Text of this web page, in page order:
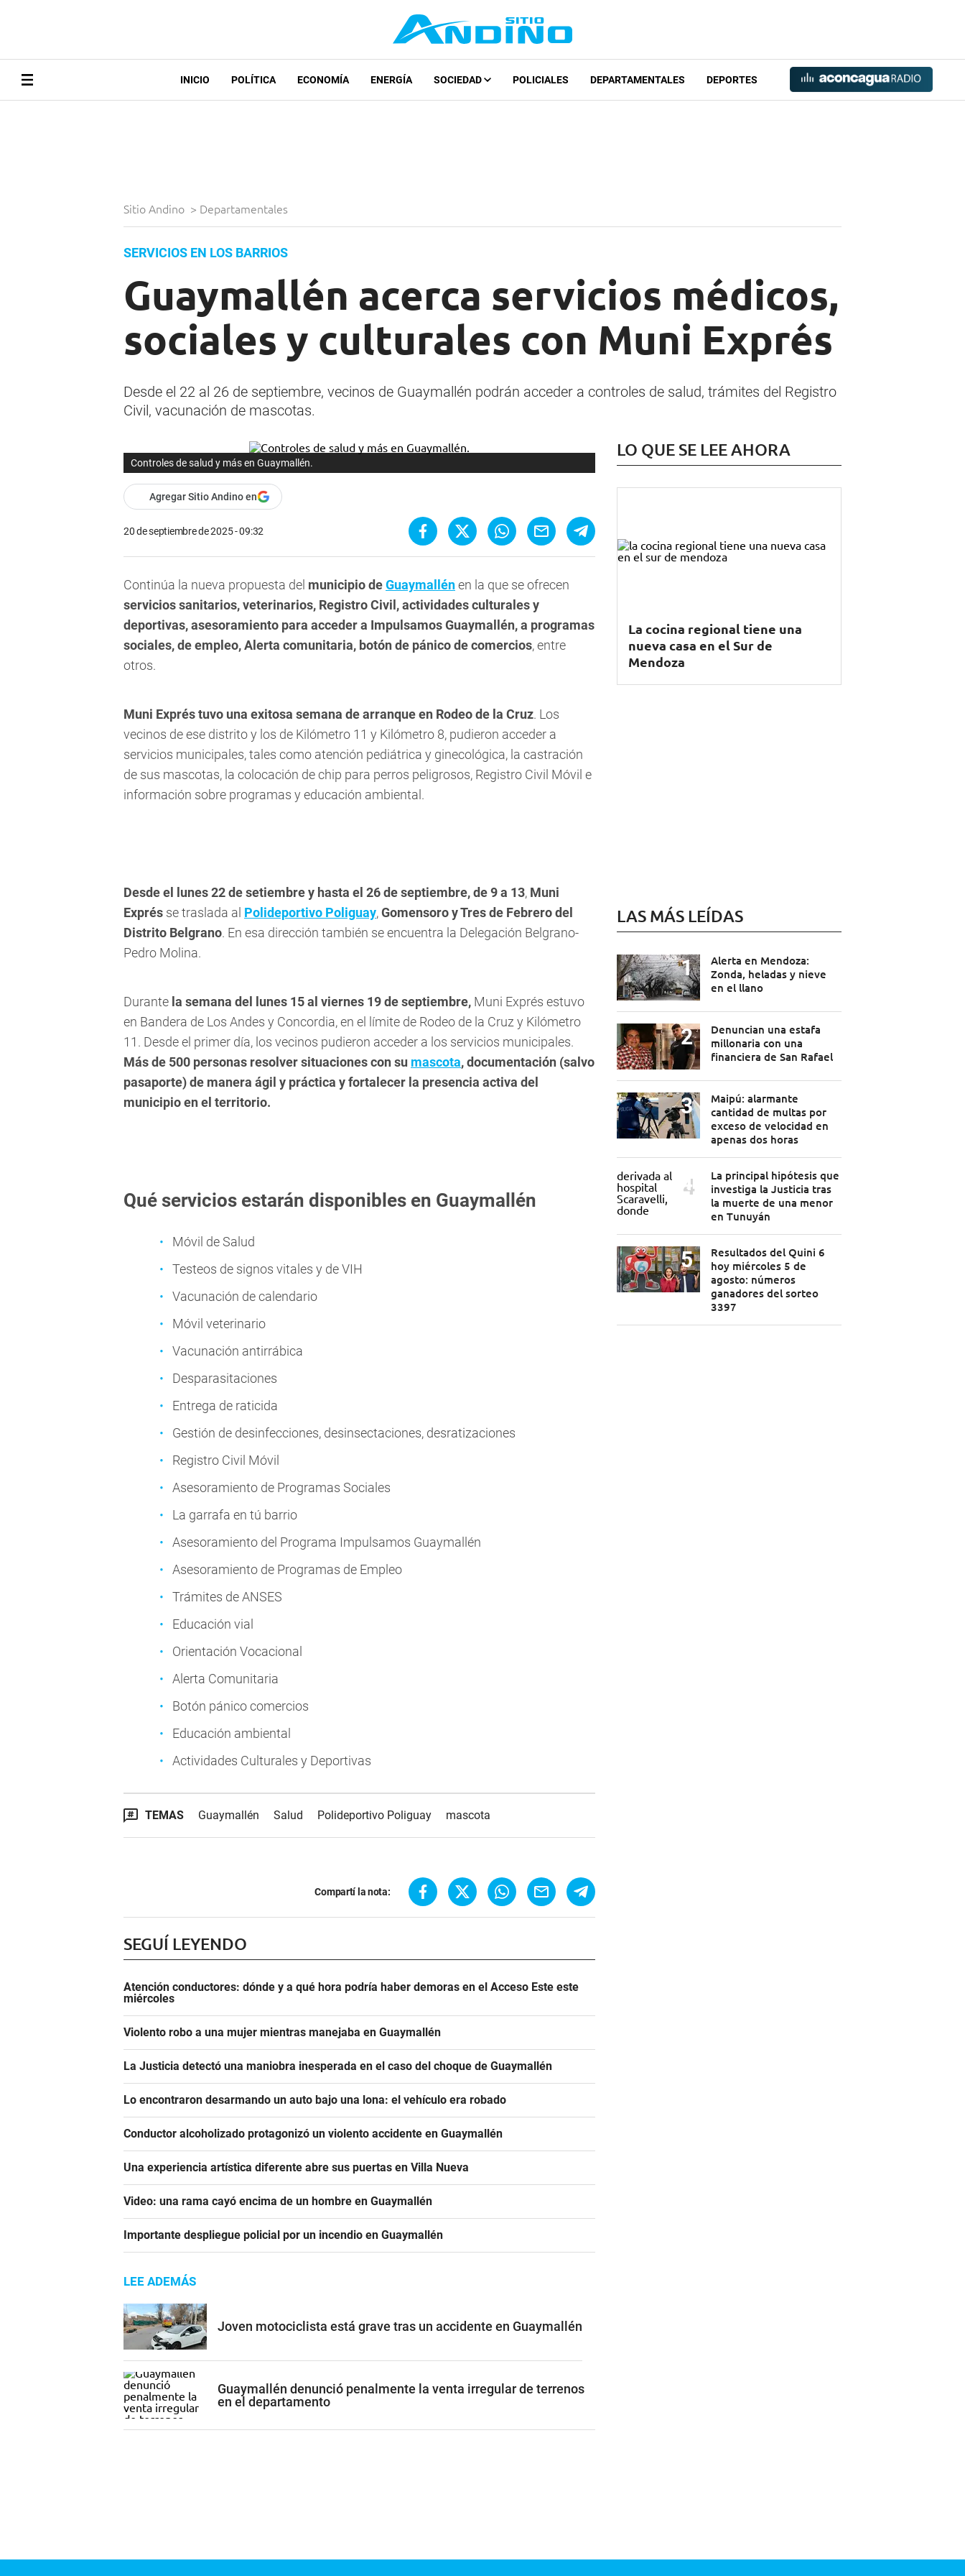
INICIO POLÍTICA ECONOMÍA ENERGÍA SOCIEDAD POLICIALES DEPARTAMENTALES DEPORTES
Sitio Andino > Departamentales
SERVICIOS EN LOS BARRIOS
Guaymallén acerca servicios médicos,
sociales y culturales con Muni Exprés
Desde el 22 al 26 de septiembre, vecinos de Guaymallén podrán acceder a controles de salud, trámites del Registro
Civil, vacunación de mascotas.
Controles de salud y más en Guaymallén.
Agregar Sitio Andino en
20 de septiembre de 2025 - 09:32
Continúa la nueva propuesta del municipio deGuaymallénen la que se ofrecen
servicios sanitarios, veterinarios, Registro Civil, actividades culturales y
deportivas, asesoramiento para acceder a Impulsamos Guaymallén, a programas
sociales, de empleo, Alerta comunitaria, botón de pánico de comercios, entre
otros.
Muni Exprés tuvo una exitosa semana de arranque en Rodeo de la Cruz. Los
vecinos de ese distrito y los de Kilómetro 11 y Kilómetro 8, pudieron acceder a
servicios municipales, tales como atención pediátrica y ginecológica, la castración
de sus mascotas, la colocación de chip para perros peligrosos, Registro Civil Móvil e
información sobre programas y educación ambiental.
Desde el lunes 22 de setiembre y hasta el 26 de septiembre, de 9 a 13, Muni
Exprés se traslada al Polideportivo Poliguay,Gomensoro y Tres de Febrero del
Distrito Belgrano. En esa dirección también se encuentra la Delegación Belgrano-
Pedro Molina.
Durante la semana del lunes 15 al viernes 19 de septiembre, Muni Exprés estuvo
en Bandera de Los Andes y Concordia, en el límite de Rodeo de la Cruz y Kilómetro
11. Desde el primer día, los vecinos pudieron acceder a los servicios municipales.
Más de 500 personas resolver situaciones con su mascota, documentación (salvo
pasaporte) de manera ágil y práctica y fortalecer la presencia activa del
municipio en el territorio.
Qué servicios estarán disponibles en Guaymallén
Móvil de Salud
Testeos de signos vitales y de VIH
Vacunación de calendario
Móvil veterinario
Vacunación antirrábica
Desparasitaciones
Entrega de raticida
Gestión de desinfecciones, desinsectaciones, desratizaciones
Registro Civil Móvil
Asesoramiento de Programas Sociales
La garrafa en tú barrio
Asesoramiento del Programa Impulsamos Guaymallén
Asesoramiento de Programas de Empleo
Trámites de ANSES
Educación vial
Orientación Vocacional
Alerta Comunitaria
Botón pánico comercios
Educación ambiental
Actividades Culturales y Deportivas
TEMAS Guaymallén Salud Polideportivo Poliguay mascota
Compartí la nota:
SEGUÍ LEYENDO
Atención conductores: dónde y a qué hora podría haber demoras en el Acceso Este este
miércoles
Violento robo a una mujer mientras manejaba en Guaymallén
La Justicia detectó una maniobra inesperada en el caso del choque de Guaymallén
Lo encontraron desarmando un auto bajo una lona: el vehículo era robado
Conductor alcoholizado protagonizó un violento accidente en Guaymallén
Una experiencia artística diferente abre sus puertas en Villa Nueva
Video: una rama cayó encima de un hombre en Guaymallén
Importante despliegue policial por un incendio en Guaymallén
LEE ADEMÁS
Joven motociclista está grave tras un accidente en Guaymallén
Guaymallén denunció penalmente la venta irregular de terrenos
en el departamento
LO QUE SE LEE AHORA
La cocina regional tiene una
nueva casa en el Sur de
Mendoza
LAS MÁS LEÍDAS
Alerta en Mendoza:
Zonda, heladas y nieve
en el llano
Denuncian una estafa
millonaria con una
financiera de San Rafael
Maipú: alarmante
cantidad de multas por
exceso de velocidad en
apenas dos horas
La principal hipótesis que
investiga la Justicia tras
la muerte de una menor
en Tunuyán
Resultados del Quini 6
hoy miércoles 5 de
agosto: números
ganadores del sorteo
3397